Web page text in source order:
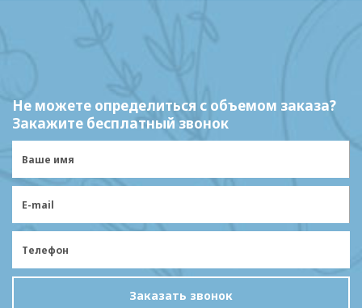
Не можете определиться с объемом заказа?
Закажите бесплатный звонок
Заказать звонок